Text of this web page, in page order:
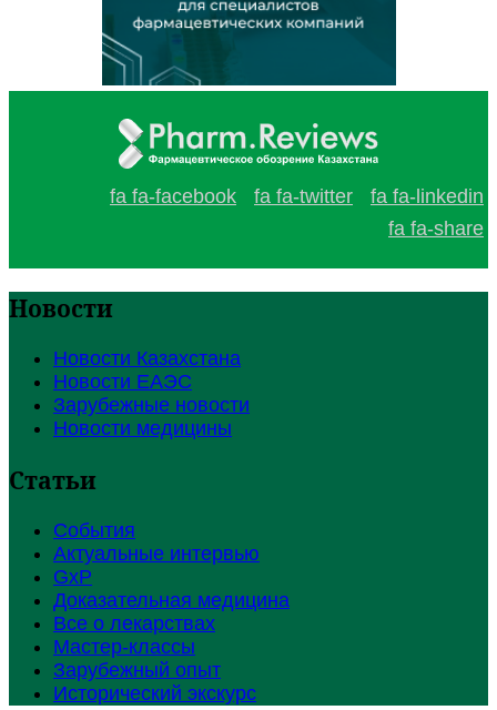
fa fa-facebook fa fa-twitter
fa fa-linkedin
fa fa-share
Новости
Новости Казахстана
Новости ЕАЭС
Зарубежные новости
Новости медицины
Статьи
События
Актуальные интервью
GxP
Доказательная медицина
Все о лекарствах
Мастер-классы
Зарубежный опыт
Исторический экскурс